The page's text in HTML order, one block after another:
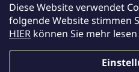
Diese Website verwendet
folgende Website stimmen
HIER können Sie mehr
UNICATO.sk UNICATOshop.cz